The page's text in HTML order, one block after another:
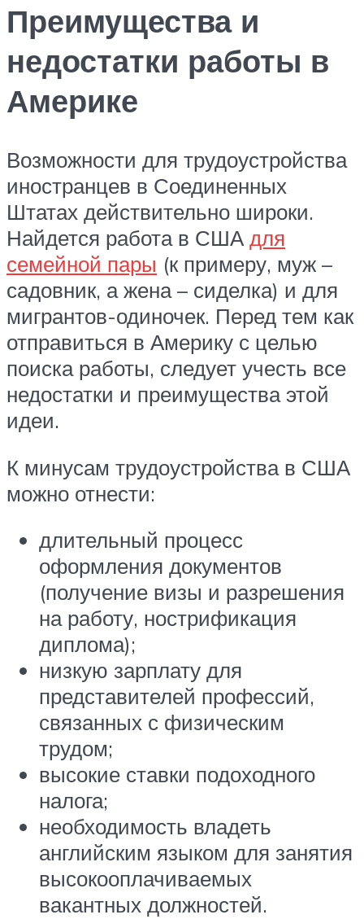
Преимущества и
недостатки работы в
Америке
Возможности для трудоустройства
иностранцев в Соединенных
Штатах действительно широки.
Найдется работа в США для
семейной пары (к примеру, муж –
садовник, а жена – сиделка) и для
мигрантов-одиночек. Перед тем как
отправиться в Америку с целью
поиска работы, следует учесть все
недостатки и преимущества этой
идеи.
К минусам трудоустройства в США
можно отнести:
длительный процесс
оформления документов
(получение визы и разрешения
на работу, нострификация
диплома);
низкую зарплату для
представителей профессий,
связанных с физическим
трудом;
высокие ставки подоходного
налога;
необходимость владеть
английским языком для занятия
высокооплачиваемых
вакантных должностей.